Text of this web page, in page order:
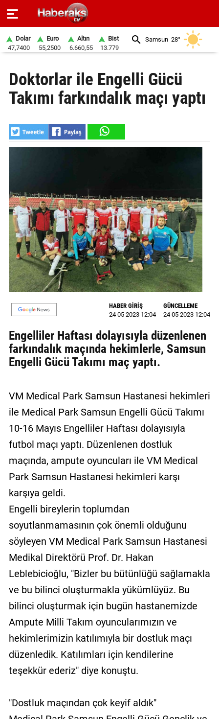
SPOR
YAŞAM
EKONOMİ
BELEDİYELER
SİYASET
EĞİTİM
GALERİ
VİDEO
YAZARLAR
BİZE
ULAŞIN
İletişim
Gizlilik
Kullanıcı
Sözleşmesi
Dolar
47,7400
Euro
55,2500
Altın
6.660,55
Bist
13.779
Samsun 28°
Doktorlar ile Engelli Gücü
Takımı farkındalık maçı yaptı
HABER GİRİŞ
24 05 2023 12:04
GÜNCELLEME
24 05 2023 12:04
Engelliler Haftası dolayısıyla düzenlenen
farkındalık maçında hekimlerle, Samsun
Engelli Gücü Takımı maç yaptı.
VM Medical Park Samsun Hastanesi hekimleri
ile Medical Park Samsun Engelli Gücü Takımı
10-16 Mayıs Engelliler Haftası dolayısıyla
futbol maçı yaptı. Düzenlenen dostluk
maçında, ampute oyuncuları ile VM Medical
Park Samsun Hastanesi hekimleri karşı
karşıya geldi.
Engelli bireylerin toplumdan
soyutlanmamasının çok önemli olduğunu
söyleyen VM Medical Park Samsun Hastanesi
Medikal Direktörü Prof. Dr. Hakan
Leblebicioğlu, "Bizler bu bütünlüğü sağlamakla
ve bu bilinci oluşturmakla yükümlüyüz. Bu
bilinci oluşturmak için bugün hastanemizde
Ampute Milli Takım oyuncularımızın ve
hekimlerimizin katılımıyla bir dostluk maçı
düzenledik. Katılımları için kendilerine
teşekkür ederiz" diye konuştu.
"Dostluk maçından çok keyif aldık"